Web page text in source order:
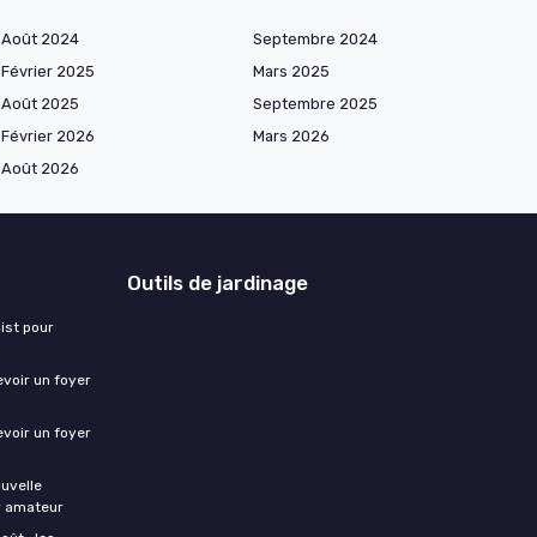
Août 2024
Septembre 2024
Février 2025
Mars 2025
Août 2025
Septembre 2025
Février 2026
Mars 2026
Août 2026
pour
un foyer
un foyer
amateur
Outils de jardinage